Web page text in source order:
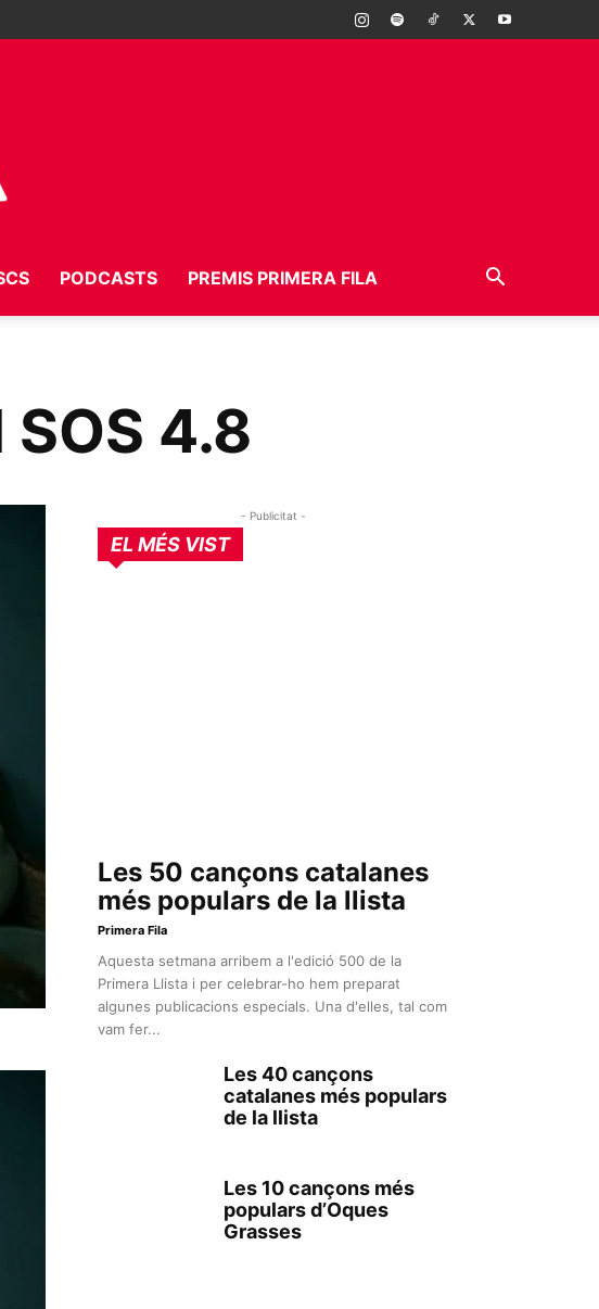
PODCASTS PREMIS PRIMERA FILA
4.8
- Publicitat -
EL MÉS VIST
Les 50 cançons catalanes
més populars de la llista
Primera Fila
Aquesta setmana arribem a l'edició 500 de la
Primera Llista i per celebrar-ho hem preparat
algunes publicacions especials. Una d'elles, tal com
vam fer...
Les 40 cançons
catalanes més populars
de la llista
Les 10 cançons més
populars d’Oques
Grasses